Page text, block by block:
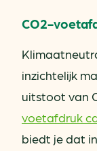
CO2-
inzichtelijk
uitstoot van
voetafdruk
biedt je dat